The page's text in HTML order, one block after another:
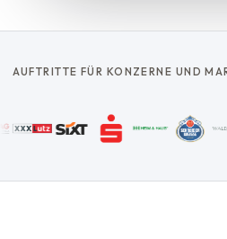
AUFTRITTE FÜR KONZERNE UND